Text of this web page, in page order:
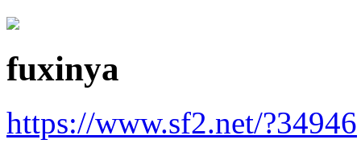
fuxinya
https://www.sf2.net/?34946